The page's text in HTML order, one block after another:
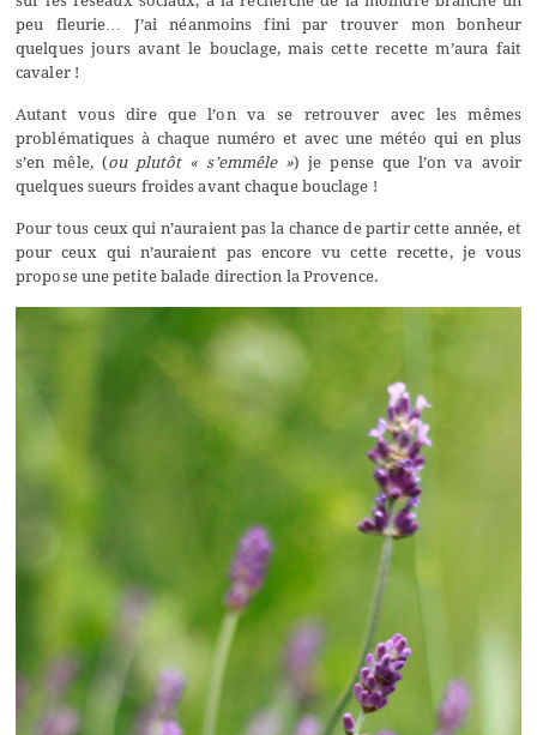
peu fleurie… J’ai néanmoins fini par trouver mon bonheur
quelques jours avant le bouclage, mais cette recette m’aura fait
cavaler !
Autant vous dire que l’on va se retrouver avec les mêmes
problématiques à chaque numéro et avec une météo qui en plus
s’en mêle, (ou plutôt « s’emmêle ») je pense que l’on va avoir
quelques sueurs froides avant chaque bouclage !
Pour tous ceux qui n’auraient pas la chance de partir cette année, et
pour ceux qui n’auraient pas encore vu cette recette, je vous
propose une petite balade direction la Provence.